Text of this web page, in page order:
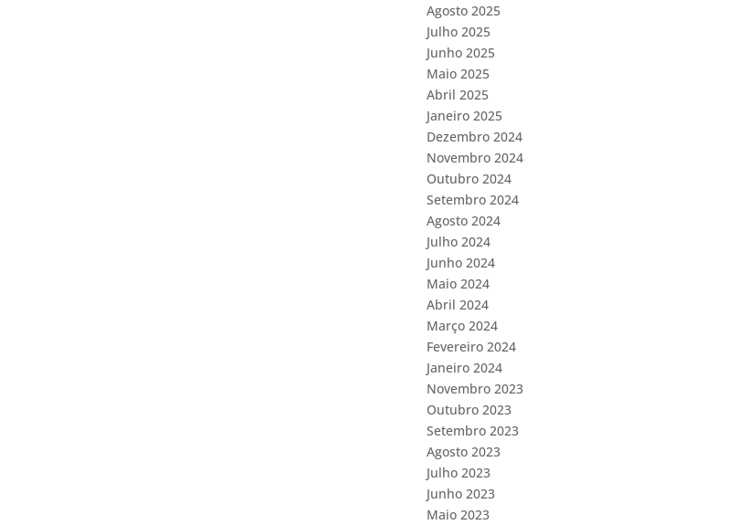
Agosto 2025
Julho 2025
Junho 2025
Maio 2025
Abril 2025
Janeiro 2025
Dezembro 2024
Novembro 2024
Outubro 2024
Setembro 2024
Agosto 2024
Julho 2024
Junho 2024
Maio 2024
Abril 2024
Março 2024
Fevereiro 2024
Janeiro 2024
Novembro 2023
Outubro 2023
Setembro 2023
Agosto 2023
Julho 2023
Junho 2023
Maio 2023